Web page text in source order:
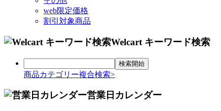
web限定価格
割引対象商品
Welcart キーワード検索
商品カテゴリー複合検索>
営業日カレンダー